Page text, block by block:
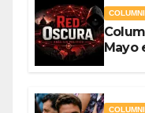
Mayo